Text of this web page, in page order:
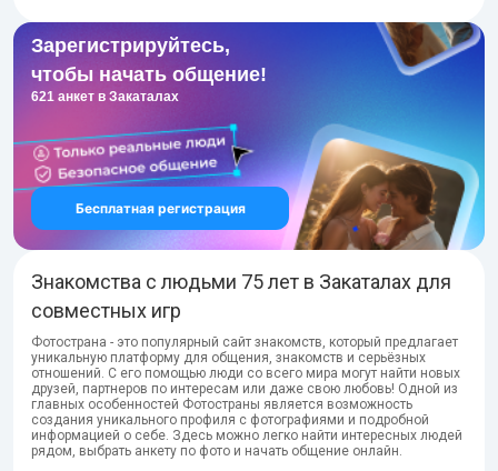
Зарегистрируйтесь,
чтобы начать общение!
621 анкет в Закаталах
Бесплатная регистрация
Знакомства с людьми 75 лет в Закаталах для
совместных игр
Фотострана - это популярный сайт знакомств, который предлагает
уникальную платформу для общения, знакомств и серьёзных
отношений. С его помощью люди со всего мира могут найти новых
друзей, партнеров по интересам или даже свою любовь! Одной из
главных особенностей Фотостраны является возможность
создания уникального профиля с фотографиями и подробной
информацией о себе. Здесь можно легко найти интересных людей
рядом, выбрать анкету по фото и начать общение онлайн.